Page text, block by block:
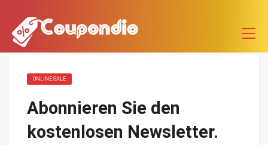
ONLINE SALE
Abonnieren Sie den
kostenlosen Newsletter.